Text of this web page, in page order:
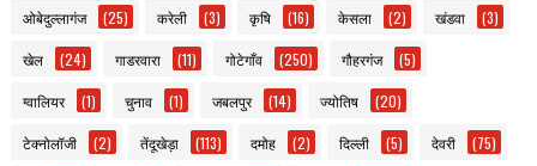
ओबेदुल्लागंज (25) करेली (3) कृषि (16) केसला (2) खंडवा (3)
खेल (24) गाडरवारा (11) गोटेगाँव (250) गौहरगंज (5)
ग्वालियर (1) चुनाव (1) जबलपुर (14) ज्योतिष (20)
टेक्नोलॉजी (2) तेंदूखेड़ा (113) दमोह (2) दिल्ली (5) देवरी (75)